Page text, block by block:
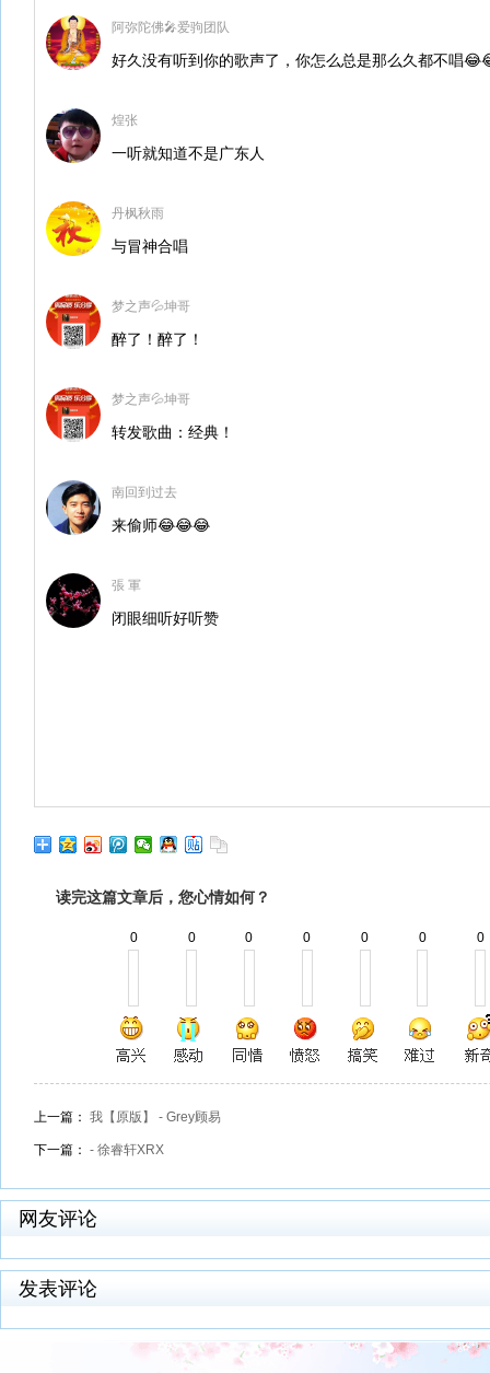
阿弥陀佛🎤爱驹团队
好久没有听到你的歌声了，你怎么总是那么久都不唱
煌张
一听就知道不是广东人
丹枫秋雨
与冒神合唱
梦之声💦坤哥
醉了！醉了！
梦之声💦坤哥
转发歌曲：经典！
南回到过去
来偷师😂😂😂
張 軍
闭眼细听好听赞
读完这篇文章后，您心情如何？
0 0 0 0 0 0 0
上一篇： 我【原版】 - Grey顾易
下一篇： - 徐睿轩XRX
网友评论
发表评论